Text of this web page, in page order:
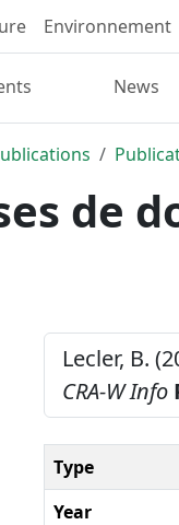
Environnement
News
de
Lecler, B.
CRA-W Info
Type
Year